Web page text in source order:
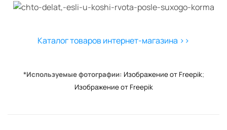
Каталог товаров интернет-магазина >>
*Используемые фотографии: Изображение от Freepik;
Изображение от Freepik